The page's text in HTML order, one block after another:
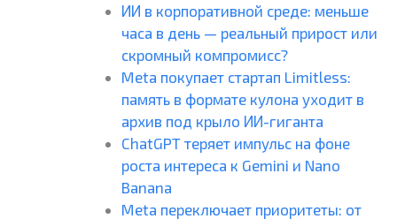
ИИ в корпоративной среде: меньше
часа в день — реальный прирост или
скромный компромисс?
Meta покупает стартап Limitless:
память в формате кулона уходит в
архив под крыло ИИ-гиганта
ChatGPT теряет импульс на фоне
роста интереса к Gemini и Nano
Banana
Meta переключает приоритеты: от